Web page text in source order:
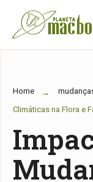
Skip
to
Home
Climáticas na Flora e